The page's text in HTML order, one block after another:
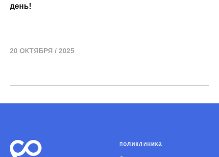
день!
20 ОКТЯБРЯ / 2025
поликлиника